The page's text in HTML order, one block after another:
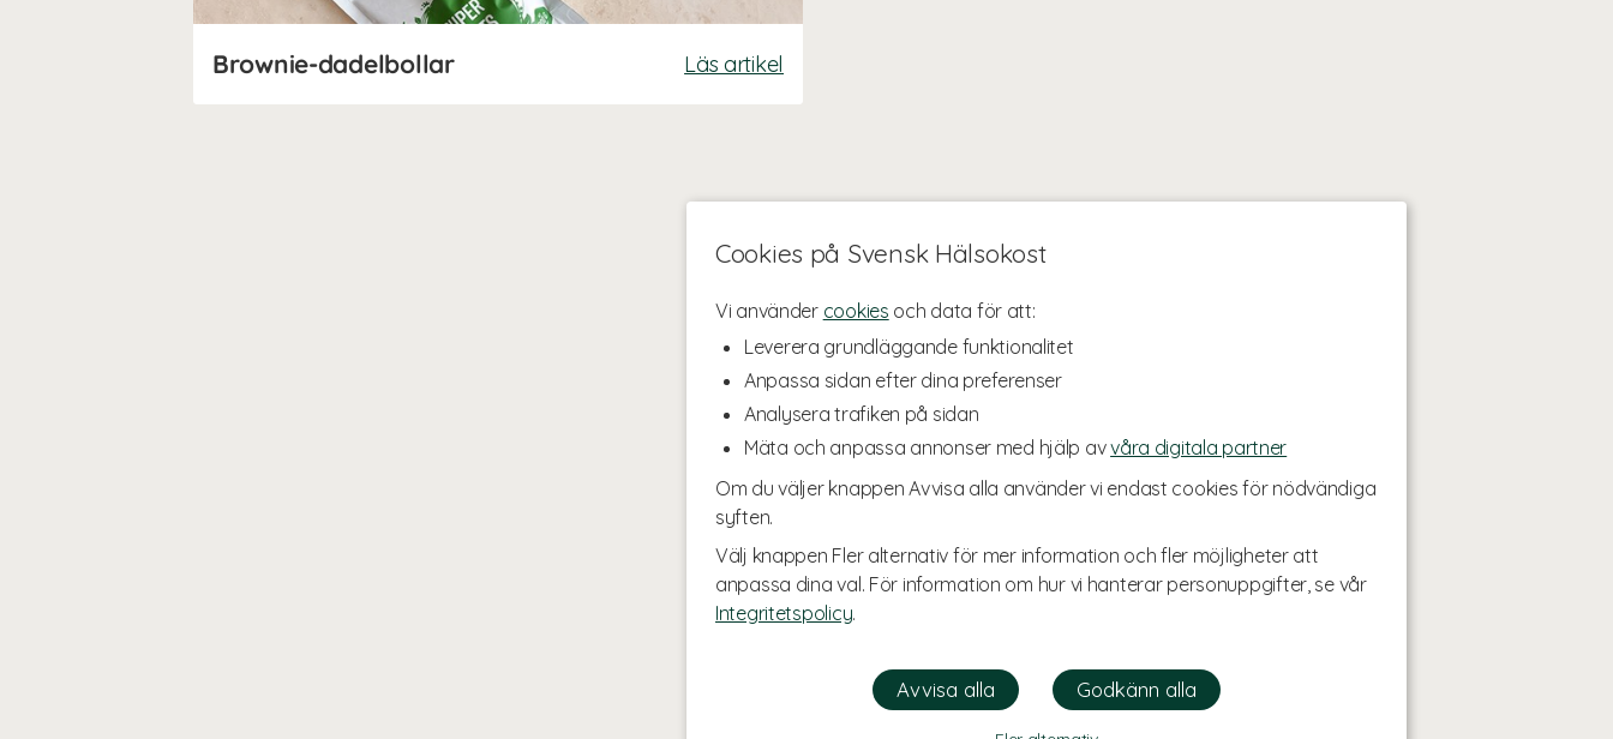
Cookies på Svensk Hälsokost
Vi använder cookies och data för att:
Leverera grundläggande funktionalitet
Anpassa sidan efter dina preferenser
Analysera trafiken på sidan
Mäta och anpassa annonser med hjälp avvåra digitala partner
Om du väljer knappen Avvisa alla använder vi endast cookies för nödvändiga
syften.
Välj knappen Fler alternativ för mer information och fler möjligheter att
anpassa dina val. För information om hur vi hanterar personuppgifter, se vår
Integritetspolicy.
Brownie-dadelbollar Läs artikel